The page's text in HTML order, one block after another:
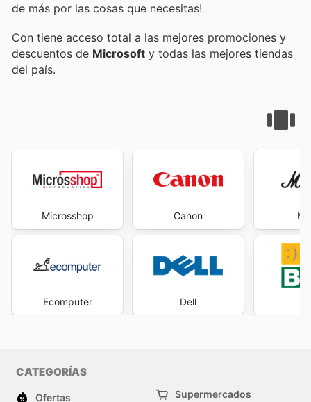
de más por las cosas que necesitas!
Con tiene acceso total a las mejores promociones y
descuentos de Microsoft y todas las mejores tiendas
del país.
Microsshop
Ecomputer
Canon
Dell
CATEGORÍAS
Ofertas Supermercados